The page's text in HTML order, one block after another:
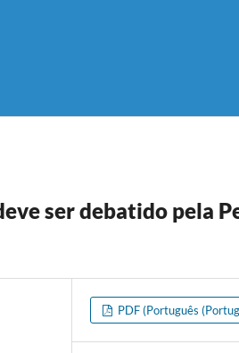
ser debatido pela
PDF (Português